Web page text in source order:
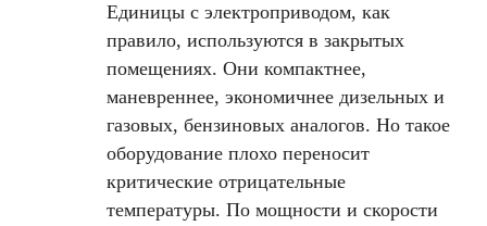
Единицы с электроприводом, как
правило, используются в закрытых
помещениях. Они компактнее,
маневреннее, экономичнее дизельных и
газовых, бензиновых аналогов. Но такое
оборудование плохо переносит
критические отрицательные
температуры. По мощности и скорости